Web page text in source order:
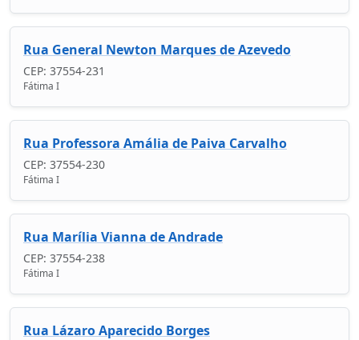
Rua General Newton Marques de Azevedo
CEP: 37554-231
Fátima I
Rua Professora Amália de Paiva Carvalho
CEP: 37554-230
Fátima I
Rua Marília Vianna de Andrade
CEP: 37554-238
Fátima I
Rua Lázaro Aparecido Borges